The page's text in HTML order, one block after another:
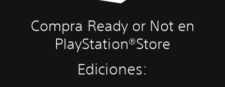
Compra Ready or Not en
PlayStation®Store
Ediciones: